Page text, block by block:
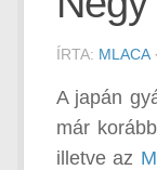
ÍRTA: MLACA
A japán
már
illetve az